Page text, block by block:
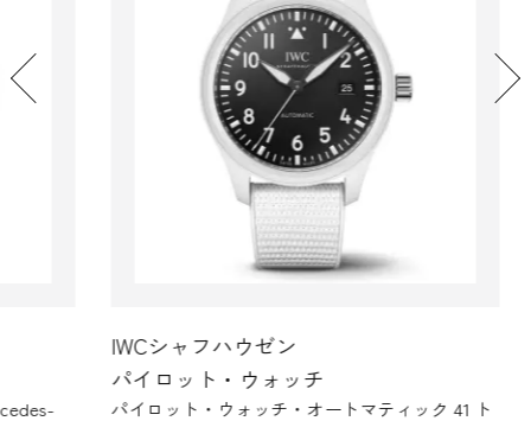
IWCシャフハウゼン
パイロット・ウォッチ
パイロット・ウォッチ・オートマティック 41 ト